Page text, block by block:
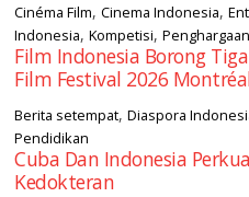
Cinéma Film,Cinema Indonesia,
Indonesia,Kompetisi,Penghargaan
Film Indonesia Borong
Film Festival 2026
Berita setempat,Diaspora
Pendidikan
Cuba Dan Indonesia
Kedokteran